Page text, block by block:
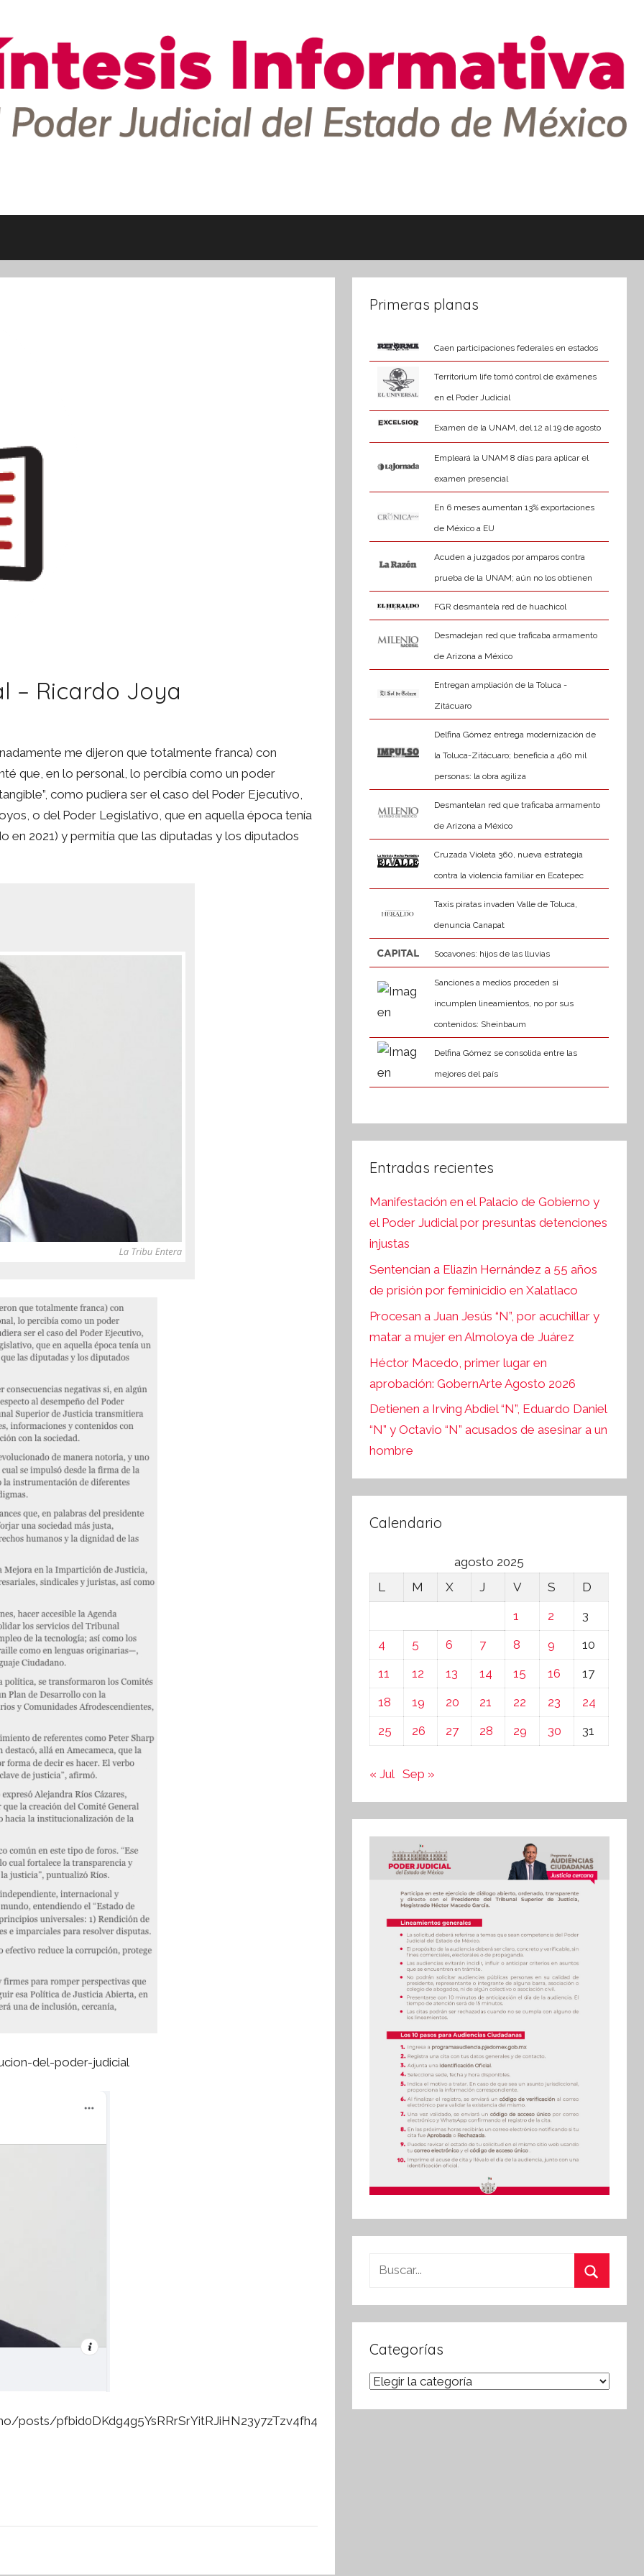
– Ricardo Joya
me dijeron que totalmente franca) con
que, en lo personal, lo percibía como un poder
como pudiera ser el caso del Poder Ejecutivo,
o del Poder Legislativo, que en aquella época tenía
en 2021) y permitía que las diputadas y los diputados
del-poder-judicial
posts/pfbid0DKdg4g5YsRRrSrYitRJiHN23y7zTzv4fh4
Primeras planas
Caen participaciones federales en estados
Territorium life tomó control de exámenes
en el Poder Judicial
Examen de la UNAM, del 12 al 19 de agosto
Empleará la UNAM 8 días para aplicar el
examen presencial
En 6 meses aumentan 13% exportaciones
de México a EU
Acuden a juzgados por amparos contra
prueba de la UNAM; aún no los obtienen
FGR desmantela red de huachicol
Desmadejan red que traficaba armamento
de Arizona a México
Entregan ampliación de la Toluca -
Zitácuaro
Delfina Gómez entrega modernización de
la Toluca-Zitácuaro; beneficia a 460 mil
personas: la obra agiliza
Desmantelan red que traficaba armamento
de Arizona a México
Cruzada Violeta 360, nueva estrategia
contra la violencia familiar en Ecatepec
Taxis piratas invaden Valle de Toluca,
denuncia Canapat
Socavones: hijos de las lluvias
Sanciones a medios proceden si
incumplen lineamientos, no por sus
contenidos: Sheinbaum
Delfina Gómez se consolida entre las
mejores del país
Entradas recientes
Manifestación en el Palacio de Gobierno y
el Poder Judicial por presuntas detenciones
injustas
Sentencian a Eliazin Hernández a 55 años
de prisión por feminicidio en Xalatlaco
Procesan a Juan Jesús “N”, por acuchillar y
matar a mujer en Almoloya de Juárez
Héctor Macedo, primer lugar en
aprobación: GobernArte Agosto 2026
Detienen a Irving Abdiel “N”, Eduardo Daniel
“N” y Octavio “N” acusados de asesinar a un
hombre
Calendario
agosto 2025
L
M X J V S
D
1
2
3
4
5 6 7 8 9
10
11
12 13 14 15 16
17
18
19 20 21 22 23
24
25
26 27 28 29 30 31
« Jul Sep »
Buscar:
Categorías
Categorías